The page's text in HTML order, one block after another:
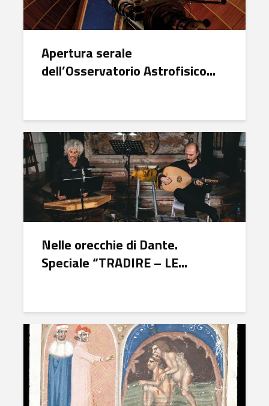
Apertura serale
dell’Osservatorio Astrofisico...
Nelle orecchie di Dante.
Speciale “TRADIRE – LE...